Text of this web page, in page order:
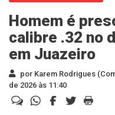
Homem é
calibre .32 no
em Juazeiro
por Karem Rodrigues
de 2026 às 11:40